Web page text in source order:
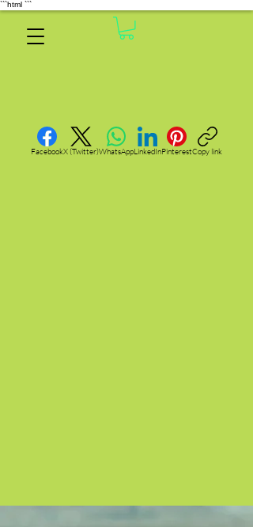
```html ```
FacebookX (Twitter)WhatsAppLinkedInPinterestCopy link